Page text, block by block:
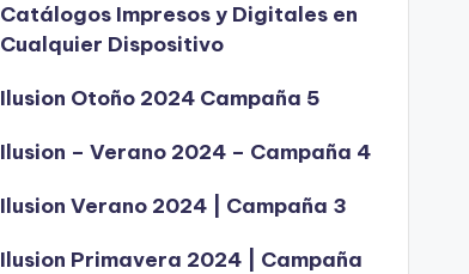
Catálogos Impresos y Digitales en
Cualquier Dispositivo
Ilusion Otoño 2024 Campaña 5
Ilusion – Verano 2024 – Campaña 4
Ilusion Verano 2024 | Campaña 3
Ilusion Primavera 2024 | Campaña